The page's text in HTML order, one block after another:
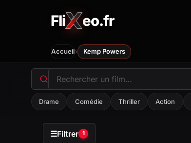
Fli eo.fr
FliXeo.fr
Accueil
Accueil› Kemp Powers
Drame Comédie Thriller Action
☰Filtrer 1